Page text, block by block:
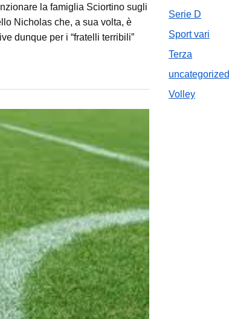
la famiglia Sciortino sugli
Nicholas che, a sua volta, è
dunque per i “fratelli terribili”
Serie D
Sport vari
Terza
uncategorized
Volley